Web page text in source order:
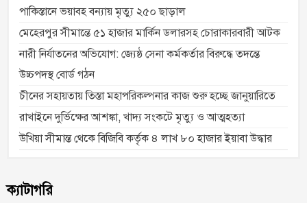
পাকিস্তানে ভয়াবহ বন্যায় মৃত্যু ২৫০ ছাড়াল
মেহেরপুর সীমান্তে ৫১ হাজার মার্কিন ডলারসহ চোরাকারবারী আটক
নারী নির্যাতনের অভিযোগ: জ্যেষ্ঠ সেনা কর্মকর্তার বিরুদ্ধে তদন্তে
উচ্চপদস্থ বোর্ড গঠন
চীনের সহায়তায় তিস্তা মহাপরিকল্পনার কাজ শুরু হচ্ছে জানুয়ারিতে
রাখাইনে দুর্ভিক্ষের আশঙ্কা, খাদ্য সংকটে মৃত্যু ও আত্মহত্যা
উখিয়া সীমান্ত থেকে বিজিবি কর্তৃক ৪ লাখ ৮০ হাজার ইয়াবা উদ্ধার
ক্যাটাগরি